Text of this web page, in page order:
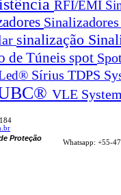
RFI/EMI
sinalização
de Túneis spot
Sírius TDPS
VLE System
Proteção
Whatsapp: +55-